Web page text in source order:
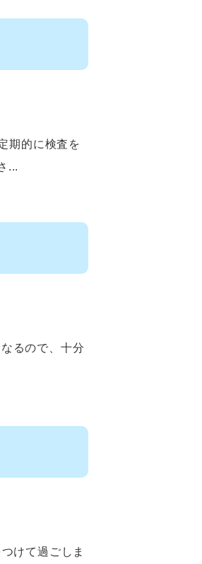
期的に検査を
...
るので、十分
けて過ごしま